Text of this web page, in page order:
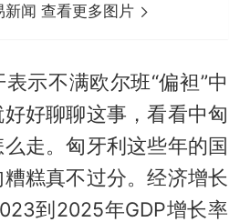
新闻 查看更多图片
示不满欧尔班“偏袒”中
好聊聊这事，看看中匈
走。匈牙利这些年的国
糕真不过分。经济增长
到2025年GDP增长率